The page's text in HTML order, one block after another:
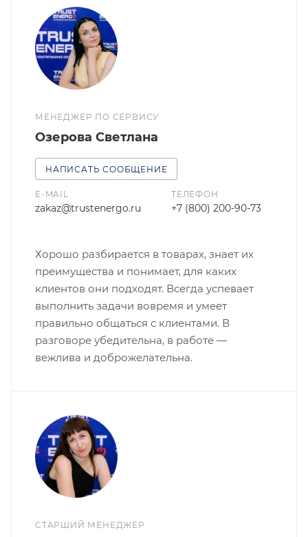
МЕНЕДЖЕР ПО СЕРВИСУ
Озерова Светлана
НАПИСАТЬ СООБЩЕНИЕ
E-MAIL
zakaz@trustenergo.ru
ТЕЛЕФОН
+7 (800) 200-90-73
Хорошо разбирается в товарах, знает их
преимущества и понимает, для каких
клиентов они подходят. Всегда успевает
выполнить задачи вовремя и умеет
правильно общаться с клиентами. В
разговоре убедительна, в работе —
вежлива и доброжелательна.
СТАРШИЙ МЕНЕДЖЕР